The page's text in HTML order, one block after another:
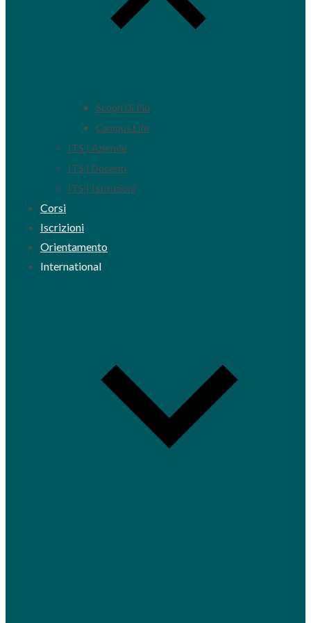
Scopri Di Più
Campus Life
ITS | Aziende
ITS | Docenti
ITS | Istituzioni
Corsi
Iscrizioni
Orientamento
International